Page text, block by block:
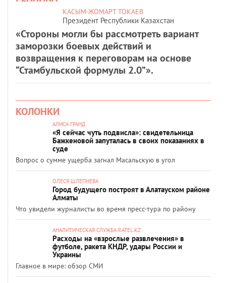
КАСЫМ-ЖОМАРТ ТОКАЕВ
Президент Республики Казахстан
«Стороны могли бы рассмотреть вариант
заморозки боевых действий и
возвращения к переговорам на основе
“Стамбульской формулы 2.0”».
КОЛОНКИ
АЛИСА ГРАНД
«Я сейчас чуть подвисла»: свидетельница
Бажкеновой запуталась в своих показаниях в
суде
Вопрос о сумме ущерба загнал Масальскую в угол
ОЛЕСЯ ШЛЕПНЕВА
Город будущего построят в Алатауском районе
Алматы
Что увидели журналисты во время пресс-тура по району
АНАЛИТИЧЕСКАЯ СЛУЖБА RATEL.KZ
Расходы на «взрослые развлечения» в
футболе, ракета КНДР, удары России и
Украины
Главное в мире: обзор СМИ